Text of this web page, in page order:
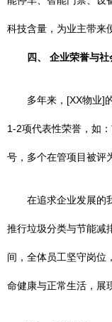
科技含量，为业主带来
四、 企业荣誉与
多年来，[XX物业]
1-2项代表性荣誉，如
号，多个在管项目被评
在追求企业发展的
推行垃圾分类与节能减
间，全体员工坚守岗位
命健康与正常生活，展